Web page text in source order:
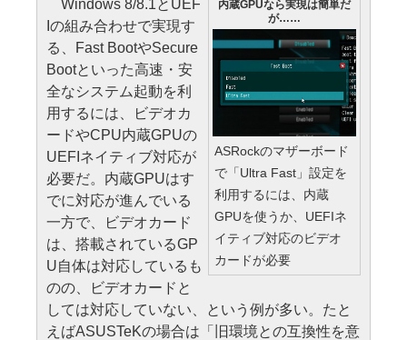
内蔵GPUなら実現は簡単だ
が……
ASRockのマザーボード
で「Ultra Fast」設定を
利用するには、内蔵
GPUを使うか、UEFIネ
イティブ対応のビデオ
カードが必要
Windows 8/8.1とUEF
Iの組み合わせで実現す
る、Fast BootやSecure
Bootといった高速・安
全なシステム起動を利
用するには、ビデオカ
ードやCPU内蔵GPUの
UEFIネイティブ対応が
必要だ。内蔵GPUはす
でに対応が進んでいる
一方で、ビデオカード
は、搭載されているGP
U自体は対応しているも
のの、ビデオカードと
しては対応していない、という例が多い。たと
えばASUSTeKの場合は「旧環境との互換性を意